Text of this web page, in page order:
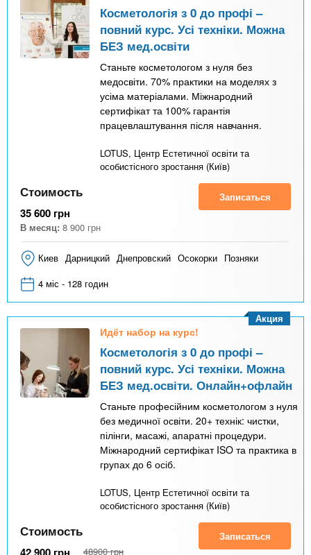
Косметологія з 0 до профі –
повний курс. Усі техніки. Можна
БЕЗ мед.освіти
Станьте косметологом з нуля без
медосвіти. 70% практики на моделях з
усіма матеріалами. Міжнародний
сертифікат та 100% гарантія
працевлаштування після навчання.
LOTUS, Центр Естетичної освіти та
особистісного зростання (Київ)
Стоимость
35 600 грн
В месяц: 8 900 грн
Записаться
Киев Дарницкий Днепровский Осокорки Позняки
4 міс - 128 годин
Идёт набор на курс!
Косметологія з 0 до профі –
повний курс. Усі техніки. Можна
БЕЗ мед.освіти. Онлайн+офлайн
Станьте професійним косметологом з нуля
без медичної освіти. 20+ технік: чистки,
пілінги, масажі, апаратні процедури.
Міжнародний сертифікат ISO та практика в
групах до 6 осіб.
LOTUS, Центр Естетичної освіти та
особистісного зростання (Київ)
Акция
Стоимость
48900 грн
Записаться